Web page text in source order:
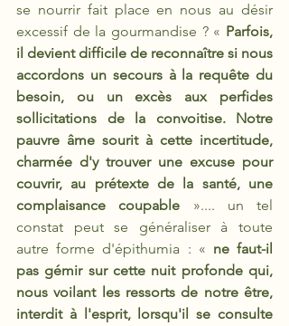
se nourrir fait place en nous au désir
excessif de la gourmandise ? « Parfois,
il devient difficile de reconnaître si nous
accordons un secours à la requête du
besoin, ou un excès aux perfides
sollicitations de la convoitise. Notre
pauvre âme sourit à cette incertitude,
charmée d'y trouver une excuse pour
couvrir, au prétexte de la santé, une
complaisance coupable ».... un tel
constat peut se généraliser à toute
autre forme d'épithumia : « ne faut-il
pas gémir sur cette nuit profonde qui,
nous voilant les ressorts de notre être,
interdit à l'esprit, lorsqu'il se consulte